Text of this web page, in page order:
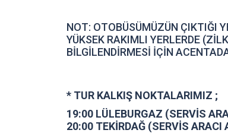
NOT: OTOBÜSÜMÜZÜN ÇIKTIĞI
YÜKSEK RAKIMLI YERLERDE
BİLGİLENDİRMESİ İÇİN
* TUR KALKIŞ NOKTALARIMIZ ;
19:00 LÜLEBURGAZ (SERVİS
20:00 TEKİRDAĞ (SERVİS ARACI